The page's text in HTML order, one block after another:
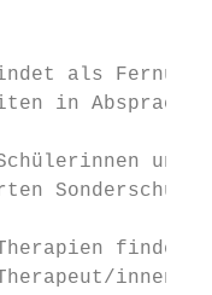
als
in Absprache
und
finden
innen